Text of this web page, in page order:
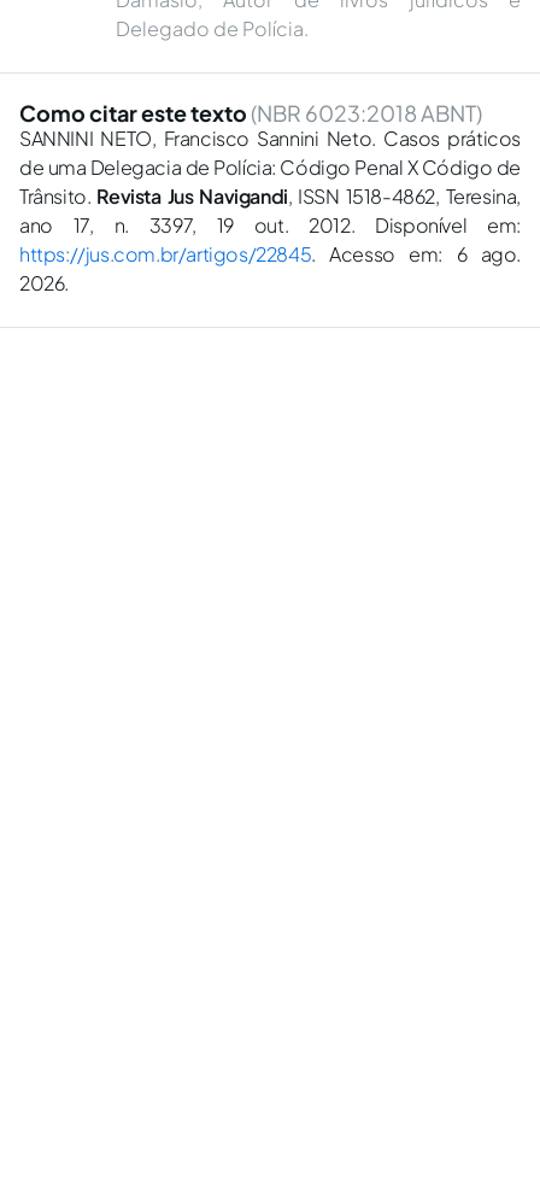
Delegado de Polícia.
Como citar este texto (NBR 6023:2018 ABNT)
SANNINI NETO, Francisco Sannini Neto. Casos práticos
de uma Delegacia de Polícia: Código Penal X Código de
Trânsito. Revista Jus Navigandi, ISSN 1518-4862, Teresina,
ano 17, n. 3397, 19 out. 2012. Disponível em:
https://jus.com.br/artigos/22845. Acesso em: 6 ago.
2026.